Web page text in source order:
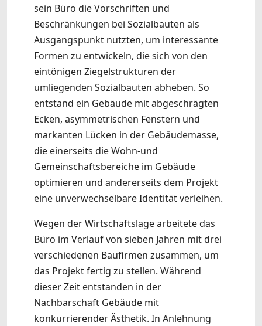
sein Büro die Vorschriften und
Beschränkungen bei Sozialbauten als
Ausgangspunkt nutzten, um interessante
Formen zu entwickeln, die sich von den
eintönigen Ziegelstrukturen der
umliegenden Sozialbauten abheben. So
entstand ein Gebäude mit abgeschrägten
Ecken, asymmetrischen Fenstern und
markanten Lücken in der Gebäudemasse,
die einerseits die Wohn-und
Gemeinschaftsbereiche im Gebäude
optimieren und andererseits dem Projekt
eine unverwechselbare Identität verleihen.
Wegen der Wirtschaftslage arbeitete das
Büro im Verlauf von sieben Jahren mit drei
verschiedenen Baufirmen zusammen, um
das Projekt fertig zu stellen. Während
dieser Zeit entstanden in der
Nachbarschaft Gebäude mit
konkurrierender Ästhetik. In Anlehnung